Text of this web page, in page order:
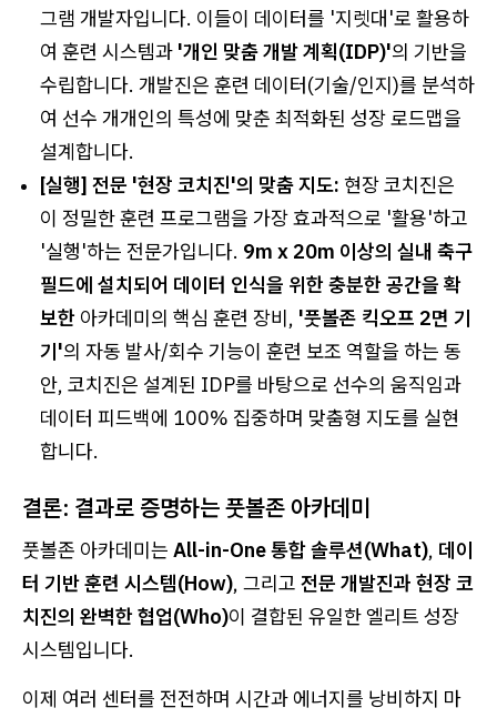
그램 개발자입니다. 이들이 데이터를 '지렛대'로 활용하
여 훈련 시스템과 '개인 맞춤 개발 계획(IDP)'의 기반을
수립합니다. 개발진은 훈련 데이터(기술/인지)를 분석하
여 선수 개개인의 특성에 맞춘 최적화된 성장 로드맵을
설계합니다.
[실행] 전문 '현장 코치진'의 맞춤 지도: 현장 코치진은
이 정밀한 훈련 프로그램을 가장 효과적으로 '활용'하고
'실행'하는 전문가입니다. 9m x 20m 이상의 실내 축구
필드에 설치되어 데이터 인식을 위한 충분한 공간을 확
보한 아카데미의 핵심 훈련 장비, '풋볼존 킥오프 2면 기
기'의 자동 발사/회수 기능이 훈련 보조 역할을 하는 동
안, 코치진은 설계된 IDP를 바탕으로 선수의 움직임과
데이터 피드백에 100% 집중하며 맞춤형 지도를 실현
합니다.
결론: 결과로 증명하는 풋볼존 아카데미
풋볼존 아카데미는 All-in-One 통합 솔루션(What), 데이
터 기반 훈련 시스템(How), 그리고 전문 개발진과 현장 코
치진의 완벽한 협업(Who)이 결합된 유일한 엘리트 성장
시스템입니다.
이제 여러 센터를 전전하며 시간과 에너지를 낭비하지 마